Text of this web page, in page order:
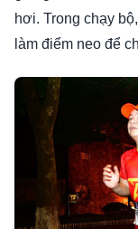
hơi. Trong chạy
làm điểm neo để